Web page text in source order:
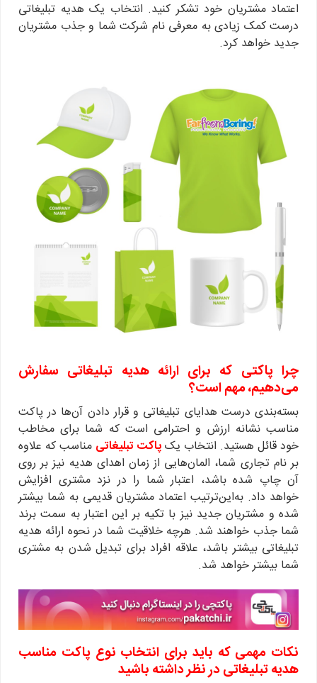
اعتماد مشتریان خود تشکر کنید. انتخاب یک هدیه تبلیغاتی
درست کمک زیادی به معرفی نام شرکت شما و جذب مشتریان
جدید خواهد کرد.
چرا پاکتی که برای ارائه هدیه تبلیغاتی سفارش
می‌دهیم، مهم است؟
بسته‌بندی درست هدایای تبلیغاتی و قرار دادن آن‌ها در پاکت
مناسب نشانه ارزش و احترامی است که شما برای مخاطب
خود قائل هستید. انتخاب یکپاکت تبلیغاتی مناسب که علاوه
بر نام تجاری شما، المان‌هایی از زمان اهدای هدیه نیز بر روی
آن چاپ شده باشد، اعتبار شما را در نزد مشتری افزایش
خواهد داد. به‌این‌ترتیب اعتماد مشتریان قدیمی به شما بیشتر
شده و مشتریان جدید نیز با تکیه بر این اعتبار به سمت برند
شما جذب خواهند شد. هرچه خلاقیت شما در نحوه ارائه هدیه
تبلیغاتی بیشتر باشد، علاقه افراد برای تبدیل شدن به مشتری
شما بیشتر خواهد شد.
نکات مهمی که باید برای انتخاب نوع پاکت مناسب
هدیه تبلیغاتی در نظر داشته باشید